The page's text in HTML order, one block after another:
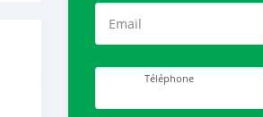
Email
Téléphone